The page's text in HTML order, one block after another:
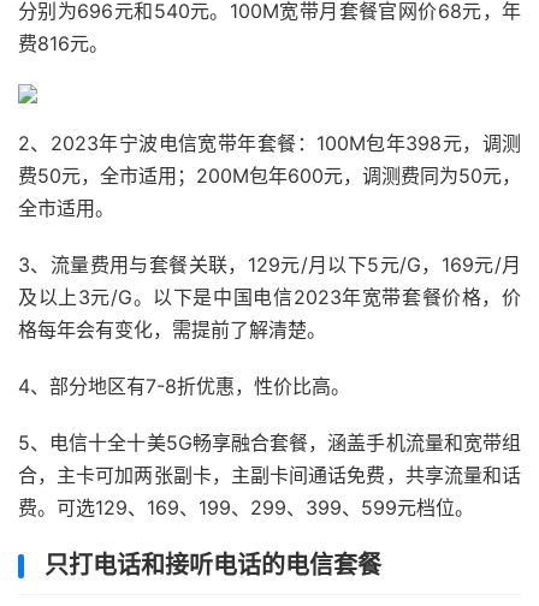
分别为696元和540元。100M宽带月套餐官网价68元，年
费816元。
2、2023年宁波电信宽带年套餐：100M包年398元，调测
费50元，全市适用；200M包年600元，调测费同为50元，
全市适用。
3、流量费用与套餐关联，129元/月以下5元/G，169元/月
及以上3元/G。以下是中国电信2023年宽带套餐价格，价
格每年会有变化，需提前了解清楚。
4、部分地区有7-8折优惠，性价比高。
5、电信十全十美5G畅享融合套餐，涵盖手机流量和宽带组
合，主卡可加两张副卡，主副卡间通话免费，共享流量和话
费。可选129、169、199、299、399、599元档位。
只打电话和接听电话的电信套餐